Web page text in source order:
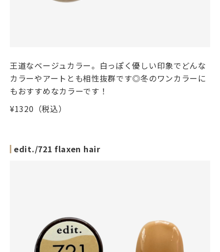
王道なベージュカラー。白っぽく優しい印象でどんな
カラーやアートとも相性抜群です◎冬のワンカラーに
もおすすめなカラーです！
¥1320（税込）
edit./721 flaxen hair